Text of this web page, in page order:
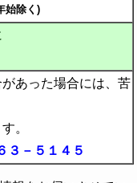
始除く)
あった場合には、苦
。
３－５１４５